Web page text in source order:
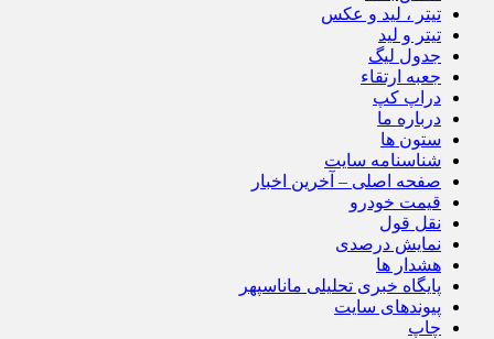
تیتر ، لید و عکس
تیتر و لید
جدول لیگ
جعبه ارتقاء
دراپ کپ
درباره ما
ستون ها
شناسنامه سایت
صفحه اصلی – آخرین اخبار
قیمت خودرو
نقل قول
نمایش درصدی
هشدار ها
پایگاه خبری تحلیلی ماناسپهر
پیوندهای سایت
چاپ